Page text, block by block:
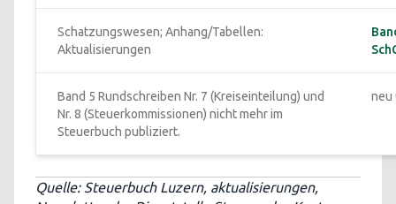
Schatzungswesen; Anhang/Tabellen:
Aktualisierungen
Band 5 Rundschreiben Nr. 7 (Kreiseinteilung) und
Nr. 8 (Steuerkommissionen) nicht mehr im
Steuerbuch publiziert.
neu
Quelle: Steuerbuch Luzern, aktualisierungen,